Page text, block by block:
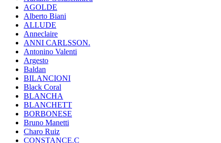
AGOLDE
Alberto Biani
ALLUDE
Anneclaire
ANNI CARLSSON.
Antonino Valenti
Argesto
Baldan
BILANCIONI
Black Coral
BLANCHA
BLANCHETT
BORBONESE
Bruno Manetti
Charo Ruiz
CONSTANCE.C